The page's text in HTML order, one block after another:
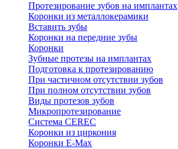
Протезирование зубов на имплантах
Коронки из металлокерамики
Вставить зубы
Коронки на передние зубы
Коронки
Зубные протезы на имплантах
Подготовка к протезированию
При частичном отсутствии зубов
При полном отсутствии зубов
Виды протезов зубов
Микропротезирование
Система CEREC
Коронки из циркония
Коронки E-Max